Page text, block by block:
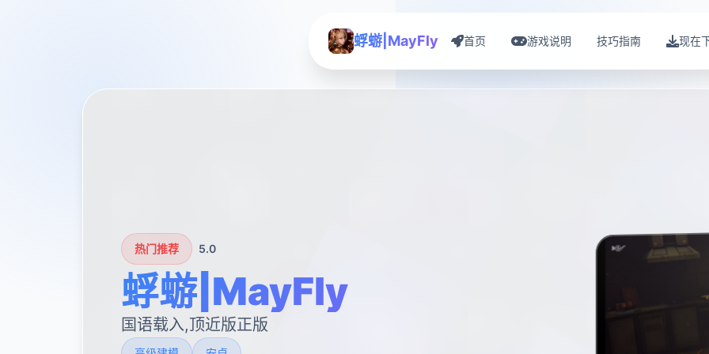
蜉蝣|MayFly 首页 游戏说明 技巧指南 现在
热门推荐 5.0
蜉蝣|MayFly
国语载入,顶近版正版